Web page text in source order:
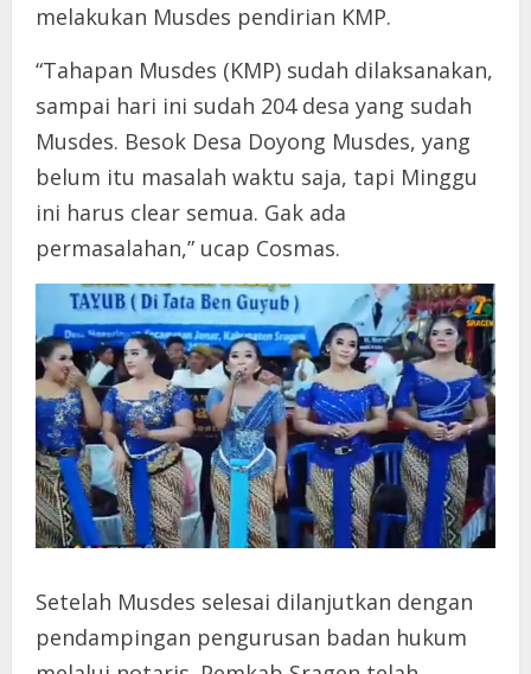
melakukan Musdes pendirian KMP.
“Tahapan Musdes (KMP) sudah dilaksanakan,
sampai hari ini sudah 204 desa yang sudah
Musdes. Besok Desa Doyong Musdes, yang
belum itu masalah waktu saja, tapi Minggu
ini harus clear semua. Gak ada
permasalahan,” ucap Cosmas.
Setelah Musdes selesai dilanjutkan dengan
pendampingan pengurusan badan hukum